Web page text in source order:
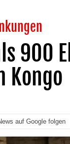
900
Kongo
auf Google folgen